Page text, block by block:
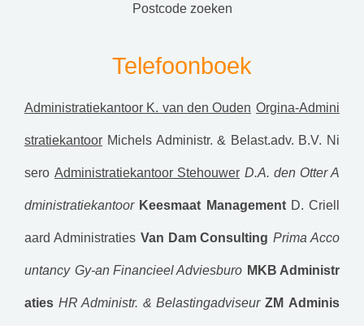
postcode zoeken
Telefoonboek
Administratiekantoor K. van den Ouden Orgina-Admini
stratiekantoor Michels Administr. & Belast.adv. B.V. Ni
sero Administratiekantoor Stehouwer D.A. den Otter A
dministratiekantoor Keesmaat Management D. Criell
aard Administraties Van Dam Consulting Prima Acco
untancy Gy-an Financieel Adviesburo MKB Administr
aties HR Administr. & Belastingadviseur ZM Adminis